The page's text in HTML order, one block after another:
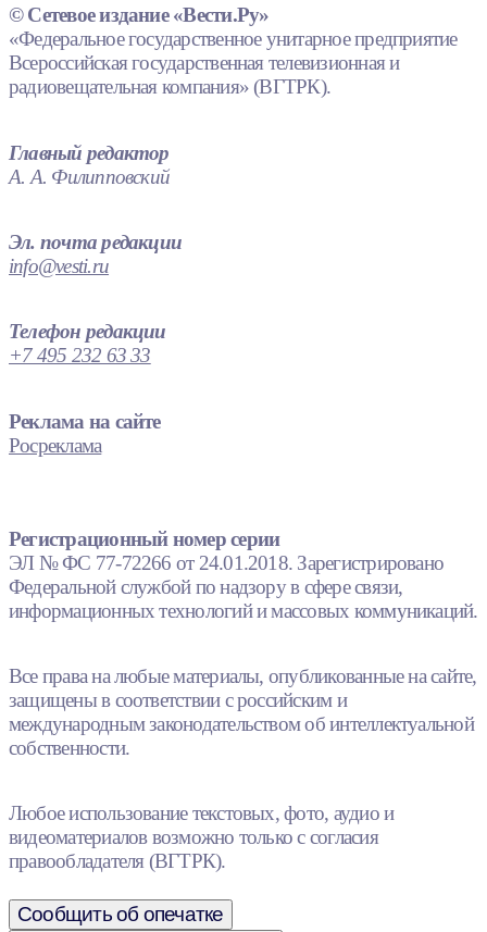
© Сетевое издание «Вести.Ру»
«Федеральное государственное унитарное предприятие
Всероссийская государственная телевизионная и
радиовещательная компания» (ВГТРК).
Главный редактор
А. А. Филипповский
Эл. почта редакции
info@vesti.ru
Телефон редакции
+7 495 232 63 33
Реклама на сайте
Росреклама
Регистрационный номер серии
ЭЛ № ФС 77-72266 от 24.01.2018. Зарегистрировано
Федеральной службой по надзору в сфере связи,
информационных технологий и массовых коммуникаций.
Все права на любые материалы, опубликованные на сайте,
защищены в соответствии с российским и
международным законодательством об интеллектуальной
собственности.
Любое использование текстовых, фото, аудио и
видеоматериалов возможно только с согласия
правообладателя (ВГТРК).
Сообщить об опечатке